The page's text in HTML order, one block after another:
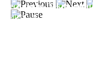
Technische
Datenblatt|